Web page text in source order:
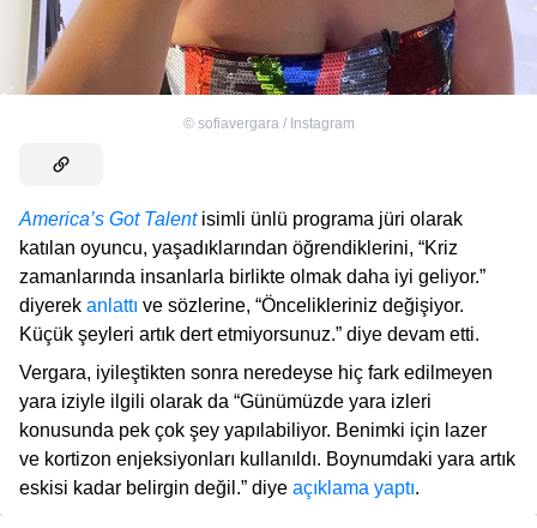
© sofiavergara / Instagram
America’s Got Talentisimli ünlü programa jüri olarak
katılan oyuncu, yaşadıklarından öğrendiklerini, “Kriz
zamanlarında insanlarla birlikte olmak daha iyi geliyor.”
diyerek anlattı ve sözlerine, “Öncelikleriniz değişiyor.
Küçük şeyleri artık dert etmiyorsunuz.” diye devam etti.
Vergara, iyileştikten sonra neredeyse hiç fark edilmeyen
yara iziyle ilgili olarak da “Günümüzde yara izleri
konusunda pek çok şey yapılabiliyor. Benimki için lazer
ve kortizon enjeksiyonları kullanıldı. Boynumdaki yara artık
eskisi kadar belirgin değil.” diye açıklama yaptı.